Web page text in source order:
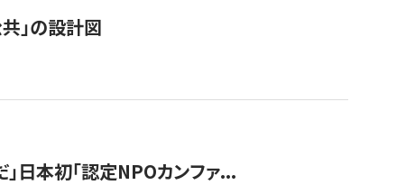
」の設計図
日本初「認定NPOカンファ...